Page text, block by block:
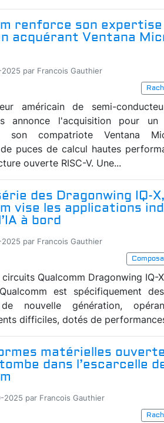
renforce son expertise
acquérant Ventana
2025 par Francois Gauthier
américain de semi-
annonce l'acquisition pour
son compatriote Ventana
puces de calcul hautes
ouverte RISC-V. Une...
des Dragonwing IQ-X,
vise les applications
à bord
2025 par Francois Gauthier
circuits Qualcomm Dragonwing IQ-
est spécifiquement
de nouvelle génération,
difficiles, dotés de
matérielles
dans l’escarcelle
2025 par Francois Gauthier